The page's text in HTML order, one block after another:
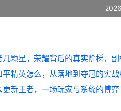
更新王者，一场玩家与系统的博弈